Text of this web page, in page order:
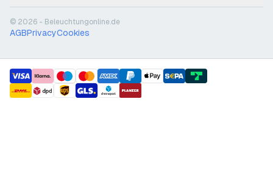
© 2026 - Beleuchtungonline.de
AGBPrivacyCookies
payment methods
shipment methods